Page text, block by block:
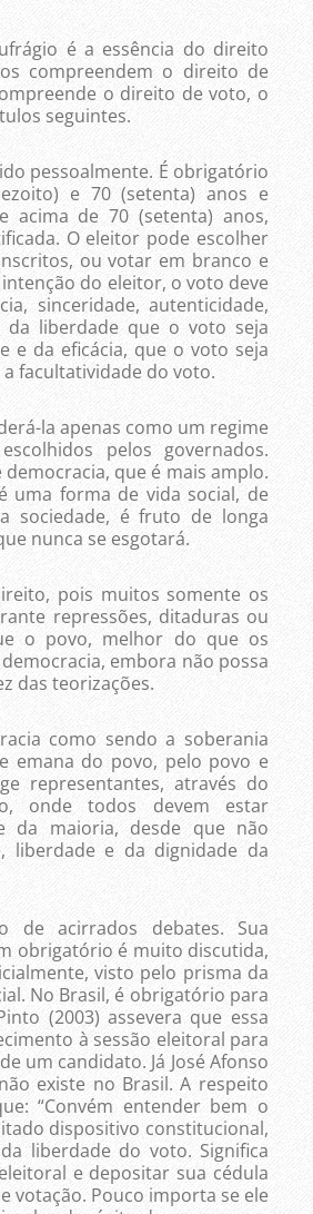
é a essência do direito
compreendem o direito de
o direito de voto, o
seguintes.
pessoalmente. É obrigatório
e 70 (setenta) anos e
acima de 70 (setenta) anos,
O eleitor pode escolher
ou votar em branco e
do eleitor, o voto deve
sinceridade, autenticidade,
liberdade que o voto seja
e da eficácia, que o voto seja
facultatividade do voto.
la apenas como um regime
pelos governados.
que é mais amplo.
uma forma de vida social, de
sociedade, é fruto de longa
nunca se esgotará.
pois muitos somente os
repressões, ditaduras ou
o povo, melhor do que os
embora não possa
das teorizações.
como sendo a soberania
emana do povo, pelo povo e
representantes, através do
onde todos devem estar
da maioria, desde que não
liberdade e da dignidade da
acirrados debates. Sua
obrigatório é muito discutida,
visto pelo prisma da
No Brasil, é obrigatório para
(2003) assevera que essa
à sessão eleitoral para
um candidato. Já José Afonso
existe no Brasil. A respeito
“Convém entender bem o
dispositivo constitucional,
liberdade do voto. Significa
e depositar sua cédula
votação. Pouco importa se ele